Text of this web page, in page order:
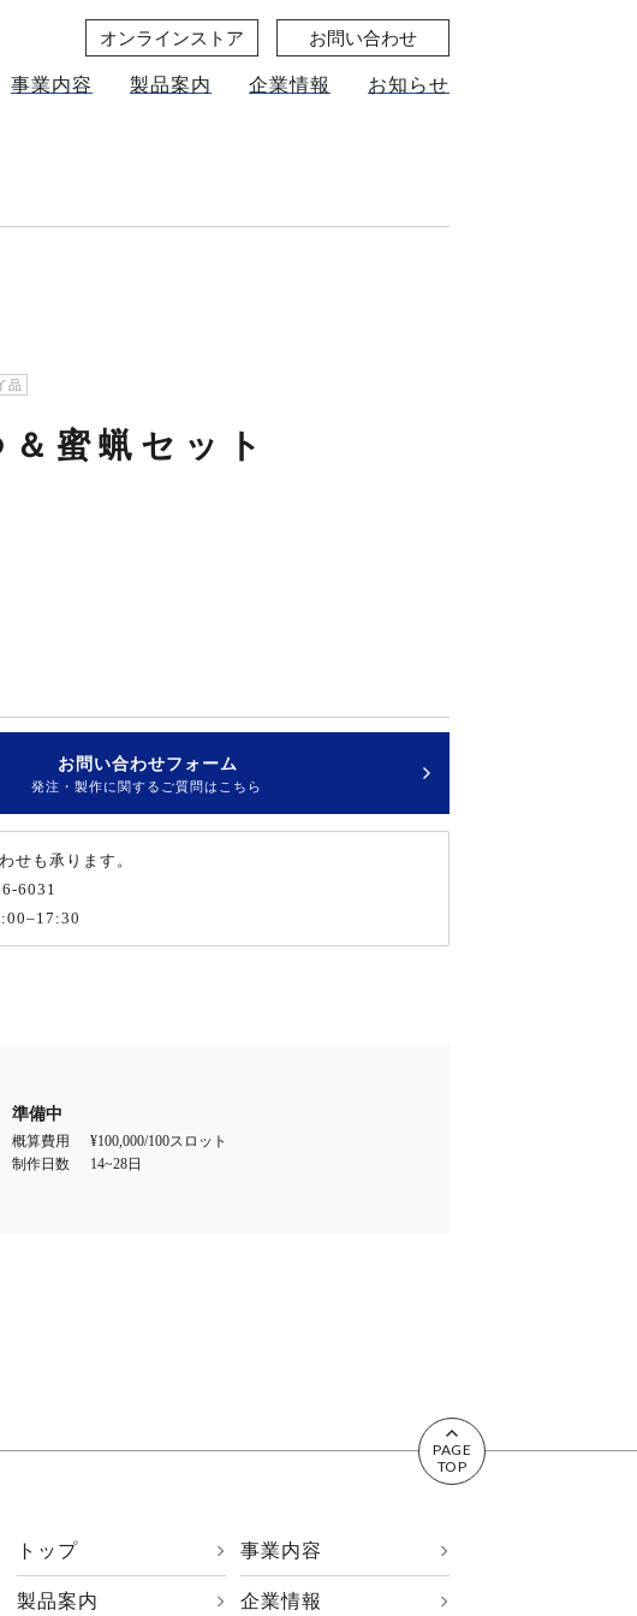
事業内容 製品案内 企業情報 お知らせ
オンラインストア お問い合わせ
品
蜜蝋セット
お問い合わせフォーム
発注・製作に関するご質問はこちら
>
せも承ります。
6031
準備中
概算費用
¥100,000/100スロット
制作日数
14~28日
^
PAGE
TOP
トップ › 事業内容 ›
製品案内 › 企業情報 ›